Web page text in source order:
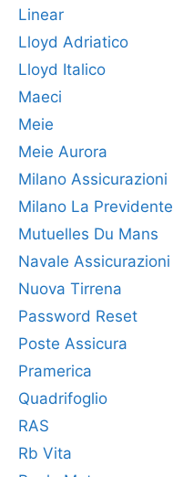
Linear
Lloyd Adriatico
Lloyd Italico
Maeci
Meie
Meie Aurora
Milano Assicurazioni
Milano La Previdente
Mutuelles Du Mans
Navale Assicurazioni
Nuova Tirrena
Password Reset
Poste Assicura
Pramerica
Quadrifoglio
RAS
Rb Vita